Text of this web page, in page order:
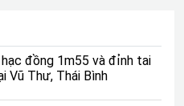
đồng 1m55 và đỉnh tai
Vũ Thư, Thái Bình